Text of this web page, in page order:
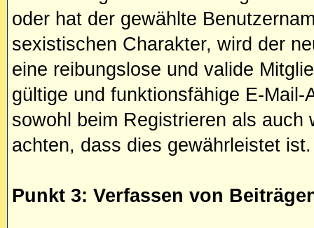
oder hat der gewählte
sexistischen Charakter, wird der
eine reibungslose und valide
gültige und funktionsfähige E-
sowohl beim Registrieren als
achten, dass dies gewährleistet ist.
Punkt 3: Verfassen von